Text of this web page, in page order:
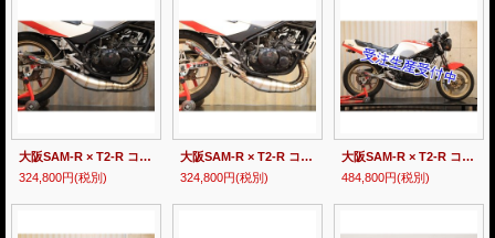
大阪SAM-R × T2-R コラボ RZ250R用 ステンレス クロスチャンバー 【 STREET 】
324,800円(税別)
大阪SAM-R × T2-R コラボ RZ250R用 ステンレス 左右出しチャンバー 【 RACE 】
324,800円(税別)
大阪SAM-R × T2-R コラボ RZ250R用 チタン クロスチャンバー 【 STREET 】
484,800円(税別)